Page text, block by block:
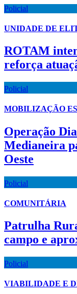
Policial
UNIDADE DE
ROTAM
reforça
Policial
MOBILIZAÇÃO
Operação
Medianeira
Oeste
Policial
COMUNITÁRIA
Patrulha
campo e
Policial
VIABILIDADE E